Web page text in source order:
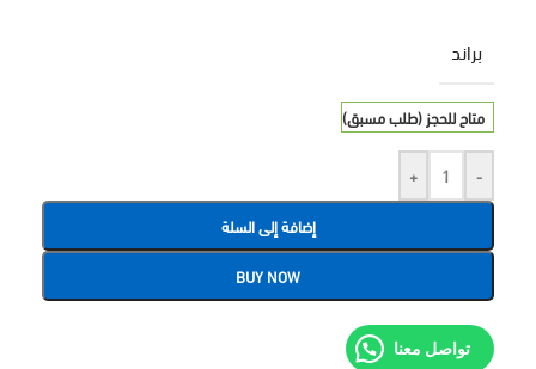
براند
متاح للحجز (طلب مسبق)
-
+
إضافة إلى السلة
BUY NOW
تواصل معنا